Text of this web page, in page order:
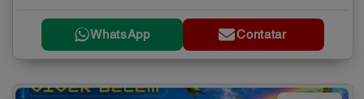
WhatsApp Contatar